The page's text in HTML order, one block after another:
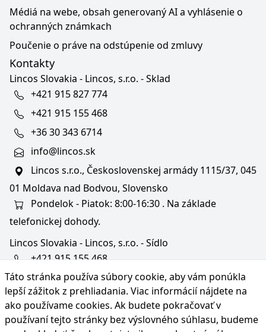
Táto stránka používa súbory cookie, aby vám ponúkla
lepší zážitok z prehliadania. Viac informácií nájdete na
ako používame cookies. Ak budete pokračovať v
používaní tejto stránky bez výslovného súhlasu, budeme
Médiá na webe, obsah generovaný AI a vyhlásenie o
ochranných známkach
Poučenie o práve na odstúpenie od zmluvy
Kontakty
Lincos Slovakia - Lincos, s.r.o. - Sklad
+421 915 827 774
+421 915 155 468
+36 30 343 6714
info@lincos.sk
Lincos s.r.o., Československej armády 1115/37, 045
01 Moldava nad Bodvou, Slovensko
Pondelok - Piatok: 8:00-16:30 . Na základe
telefonickej dohody.
Lincos Slovakia - Lincos, s.r.o. - Sídlo
+421 915 155 468
+36/30 343 6714
bratislava@lincos.sk
Lincos s.r.o., Rustaveliho 4, 831 06 Bratislava - m. č.